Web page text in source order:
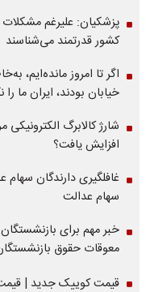
پزشکیان: علیرغم مشکلات
کشور قدرتمند می‌شناسند
اگر تا امروز مانده‌ایم،
خیابان بودند، ایران ما را
افزایش یافت؟
سهام عدالت
خبر مهم برای
معوقات حقوق
قیمت کوییک جدید | قیمت این مدل